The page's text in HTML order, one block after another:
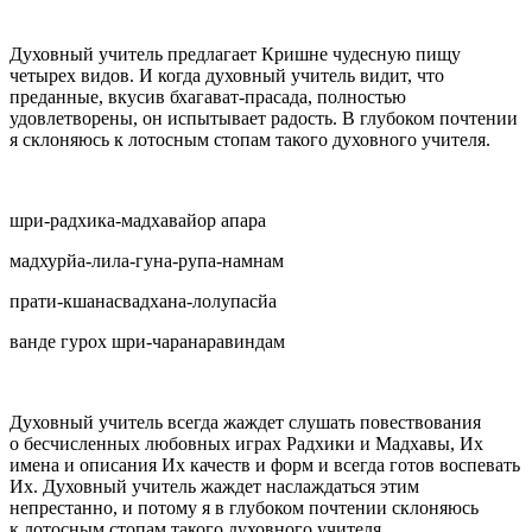
Духовный учитель предлагает Кришне чудесную пищу
четырех видов. И когда духовный учитель видит, что
преданные, вкусив бхагават-прасада, полностью
удовлетворены, он испытывает радость. В глубоком почтении
я склоняюсь к лотосным стопам такого духовного учителя.
шри-радхика-мадхавайор апара
мадхурйа-лила-гуна-рупа-намнам
прати-кшанасвадхана-лолупасйа
ванде гурох шри-чаранаравиндам
Духовный учитель всегда жаждет слушать повествования
о бесчисленных любовных играх Радхики и Мадхавы, Их
имена и описания Их качеств и форм и всегда готов воспевать
Их. Духовный учитель жаждет наслаждаться этим
непрестанно, и потому я в глубоком почтении склоняюсь